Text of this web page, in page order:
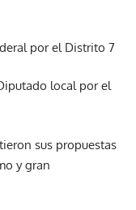
por el Distrito 7
local por el
sus propuestas
y gran